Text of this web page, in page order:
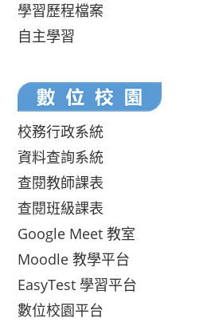
學習歷程檔案
自主學習
校務行政系統
資料查詢系統
查閱教師課表
查閱班級課表
Google Meet 教室
Moodle 教學平台
EasyTest 學習平台
數位校園平台